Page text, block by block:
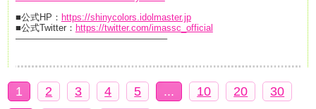
■公式HP： https://shinycolors.idolmaster.jp
■公式Twitter： https://twitter.com/imassc_official
————————————————–
1 2 3 4 5 ... 10 20
30